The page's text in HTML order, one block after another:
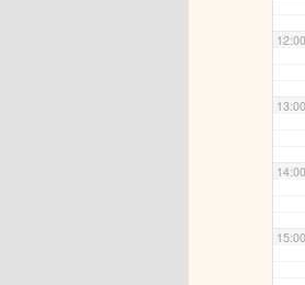
12:00
13:00
14:00
15:00